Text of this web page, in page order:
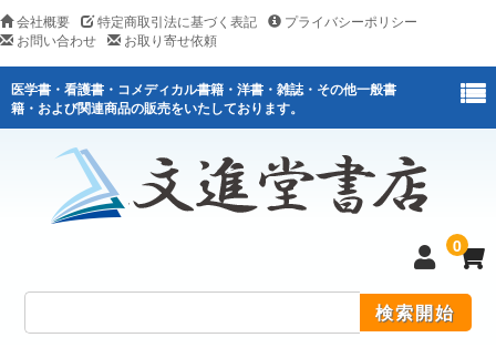
会社概要 特定商取引法に基づく表記
プライバシーポリシー
お問い合わせ
お取り寄せ依頼
医学書・看護書・コメディカル書籍・洋書・雑誌・その他一般書
籍・および関連商品の販売をいたしております。
0